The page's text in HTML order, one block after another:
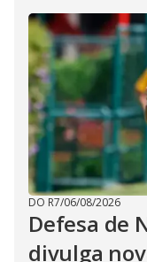
DO R7/06/08/2026
Defesa de
divulga